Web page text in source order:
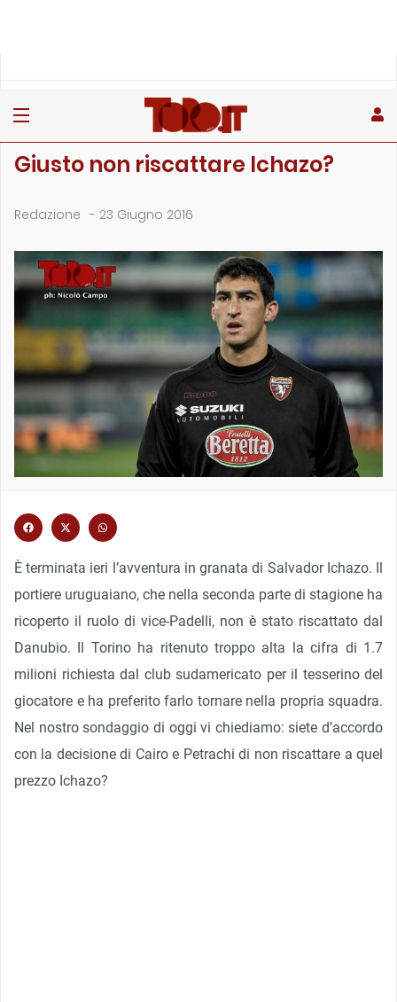
Giusto non riscattare Ichazo?
Redazione - 23 Giugno 2016
È terminata ieri l’avventura in granata di Salvador Ichazo. Il
portiere uruguaiano, che nella seconda parte di stagione ha
ricoperto il ruolo di vice-Padelli, non è stato riscattato dal
Danubio. Il Torino ha ritenuto troppo alta la cifra di 1.7
milioni richiesta dal club sudamericato per il tesserino del
giocatore e ha preferito farlo tornare nella propria squadra.
Nel nostro sondaggio di oggi vi chiediamo: siete d’accordo
con la decisione di Cairo e Petrachi di non riscattare a quel
prezzo Ichazo?